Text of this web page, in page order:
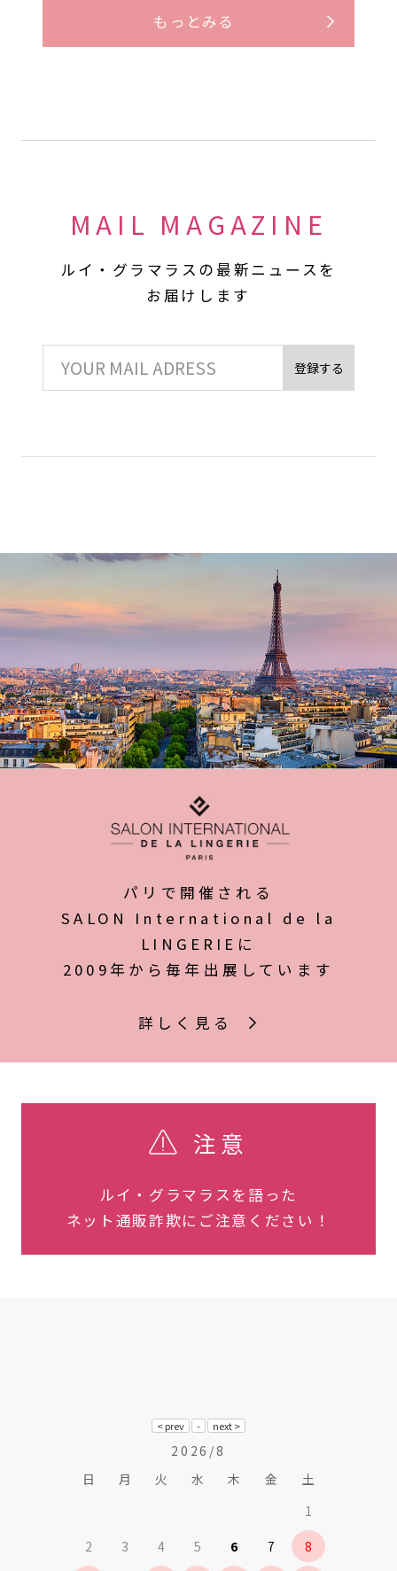
もっとみる
MAIL MAGAZINE
ルイ・グラマラスの最新ニュースを
お届けします
登録する
パリで開催される
SALON International de la
LINGERIEに
2009年から毎年出展しています
詳しく見る
注意
ルイ・グラマラスを語った
ネット通販詐欺にご注意ください！
2026/8
日
月 火 水 木 金
土
1
2
3 4 5 6 7
8